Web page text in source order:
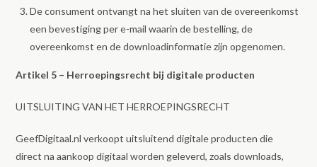
De consument ontvangt na het sluiten van de overeenkomst
een bevestiging per e-mail waarin de bestelling, de
overeenkomst en de downloadinformatie zijn opgenomen.
Artikel 5 – Herroepingsrecht bij digitale producten
UITSLUITING VAN HET HERROEPINGSRECHT
GeefDigitaal.nl verkoopt uitsluitend digitale producten die
direct na aankoop digitaal worden geleverd, zoals downloads,